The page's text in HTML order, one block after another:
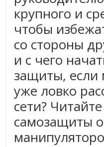
крупного и
чтобы
со стороны
и с чего
защиты, если
уже ловко
сети?
самозащиты